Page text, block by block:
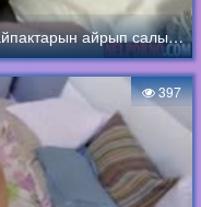
Аны секс үчүн ит стилине кийгизип, байпактарын айрып салыңыз
397